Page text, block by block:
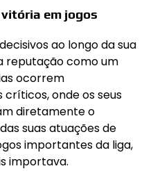
em jogos
ao longo da sua
reputação como um
ocorrem
onde os seus
diretamente o
suas atuações de
importantes da liga,
importava.